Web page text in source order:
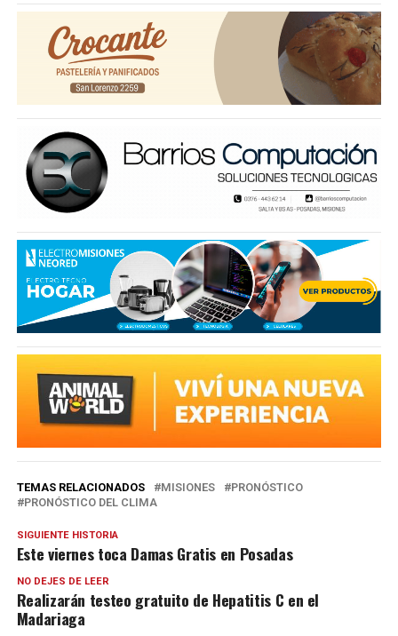
TEMAS RELACIONADOS MISIONES
PRONÓSTICO
PRONÓSTICO DEL CLIMA
SIGUIENTE HISTORIA
Este viernes toca Damas Gratis en Posadas
NO DEJES DE LEER
Realizarán testeo gratuito de Hepatitis C en el
Madariaga